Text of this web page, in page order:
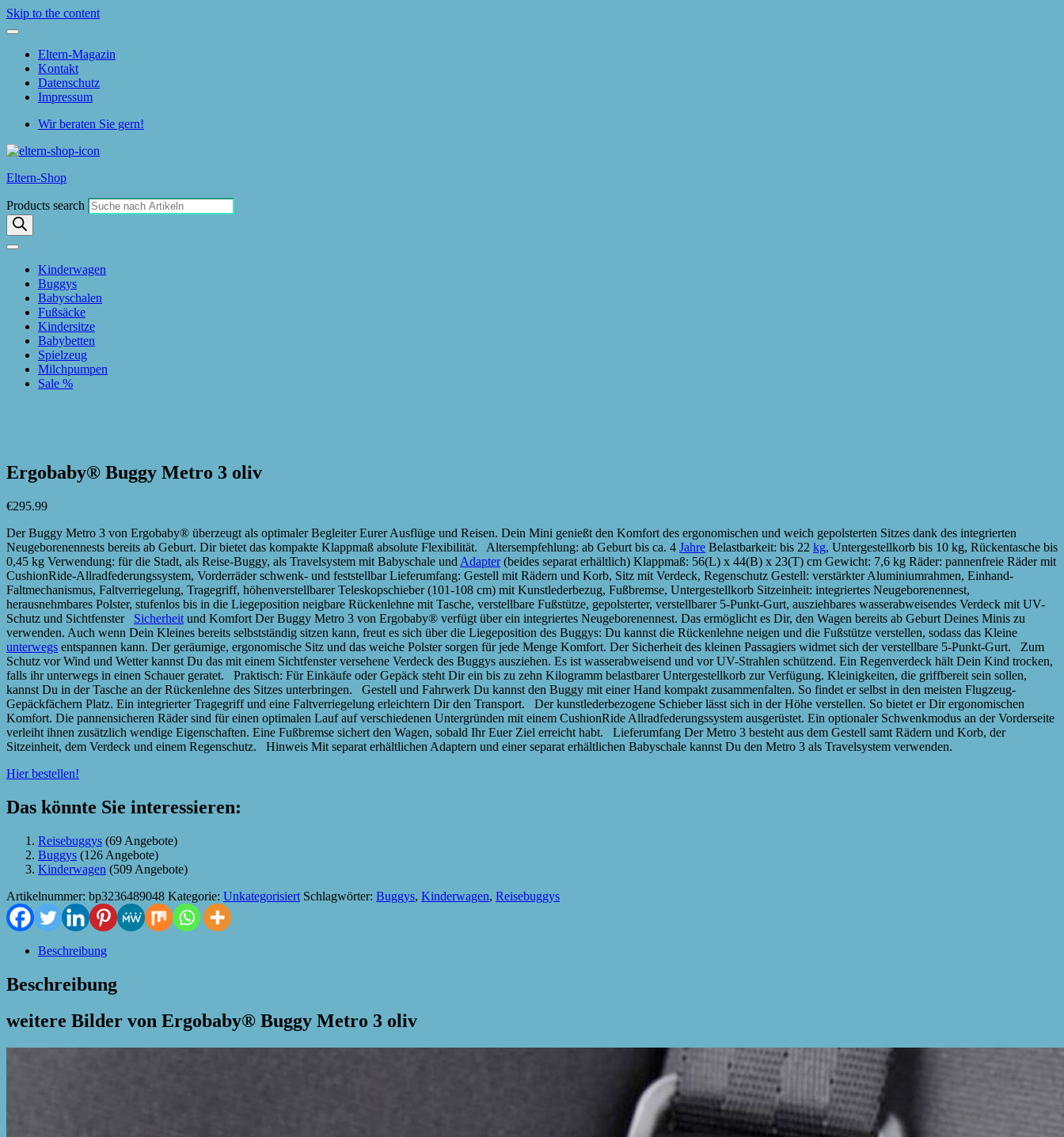
Skip to the content
Eltern-Magazin
Kontakt
Datenschutz
Impressum
Wir beraten Sie gern!
Eltern-Shop
Products search
Kinderwagen
Buggys
Babyschalen
Fußsäcke
Kindersitze
Babybetten
Spielzeug
Milchpumpen
Sale %
Ergobaby® Buggy Metro 3 oliv
€295.99
Der Buggy Metro 3 von Ergobaby® überzeugt als optimaler Begleiter Eurer Ausflüge und Reisen. Dein Mini genießt den Komfort des ergonomischen und weich gepolsterten Sitzes dank des integrierten
Neugeborenennests bereits ab Geburt. Dir bietet das kompakte Klappmaß absolute Flexibilität. Altersempfehlung: ab Geburt bis ca. 4 Jahre Belastbarkeit: bis 22 kg, Untergestellkorb bis 10 kg, Rückentasche bis
0,45 kg Verwendung: für die Stadt, als Reise-Buggy, als Travelsystem mit Babyschale und Adapter(beides separat erhältlich) Klappmaß: 56(L) x 44(B) x 23(T) cm Gewicht: 7,6 kg Räder: pannenfreie Räder mit
CushionRide-Allradfederungssystem, Vorderräder schwenk- und feststellbar Lieferumfang: Gestell mit Rädern und Korb, Sitz mit Verdeck, Regenschutz Gestell: verstärkter Aluminiumrahmen, Einhand-
Faltmechanismus, Faltverriegelung, Tragegriff, höhenverstellbarer Teleskopschieber (101-108 cm) mit Kunstlederbezug, Fußbremse, Untergestellkorb Sitzeinheit: integriertes Neugeborenennest,
herausnehmbares Polster, stufenlos bis in die Liegeposition neigbare Rückenlehne mit Tasche, verstellbare Fußstütze, gepolsterter, verstellbarer 5-Punkt-Gurt, ausziehbares wasserabweisendes Verdeck mit UV-
Schutz und Sichtfenster Sicherheit und Komfort Der Buggy Metro 3 von Ergobaby® verfügt über ein integriertes Neugeborenennest. Das ermöglicht es Dir, den Wagen bereits ab Geburt Deines Minis zu
verwenden. Auch wenn Dein Kleines bereits selbstständig sitzen kann, freut es sich über die Liegeposition des Buggys: Du kannst die Rückenlehne neigen und die Fußstütze verstellen, sodass das Kleine
unterwegs entspannen kann. Der geräumige, ergonomische Sitz und das weiche Polster sorgen für jede Menge Komfort. Der Sicherheit des kleinen Passagiers widmet sich der verstellbare 5-Punkt-Gurt. Zum
Schutz vor Wind und Wetter kannst Du das mit einem Sichtfenster versehene Verdeck des Buggys ausziehen. Es ist wasserabweisend und vor UV-Strahlen schützend. Ein Regenverdeck hält Dein Kind trocken,
falls ihr unterwegs in einen Schauer geratet. Praktisch: Für Einkäufe oder Gepäck steht Dir ein bis zu zehn Kilogramm belastbarer Untergestellkorb zur Verfügung. Kleinigkeiten, die griffbereit sein sollen,
kannst Du in der Tasche an der Rückenlehne des Sitzes unterbringen. Gestell und Fahrwerk Du kannst den Buggy mit einer Hand kompakt zusammenfalten. So findet er selbst in den meisten Flugzeug-
Gepäckfächern Platz. Ein integrierter Tragegriff und eine Faltverriegelung erleichtern Dir den Transport. Der kunstlederbezogene Schieber lässt sich in der Höhe verstellen. So bietet er Dir ergonomischen
Komfort. Die pannensicheren Räder sind für einen optimalen Lauf auf verschiedenen Untergründen mit einem CushionRide Allradfederungssystem ausgerüstet. Ein optionaler Schwenkmodus an der Vorderseite
verleiht ihnen zusätzlich wendige Eigenschaften. Eine Fußbremse sichert den Wagen, sobald Ihr Euer Ziel erreicht habt. Lieferumfang Der Metro 3 besteht aus dem Gestell samt Rädern und Korb, der
Sitzeinheit, dem Verdeck und einem Regenschutz. Hinweis Mit separat erhältlichen Adaptern und einer separat erhältlichen Babyschale kannst Du den Metro 3 als Travelsystem verwenden.
Hier bestellen!
Das könnte Sie interessieren:
Reisebuggys (69 Angebote)
Buggys (126 Angebote)
Kinderwagen (509 Angebote)
Artikelnummer: bp3236489048 Kategorie: Unkategorisiert Schlagwörter: Buggys, Kinderwagen, Reisebuggys
Beschreibung
Beschreibung
weitere Bilder von Ergobaby® Buggy Metro 3 oliv